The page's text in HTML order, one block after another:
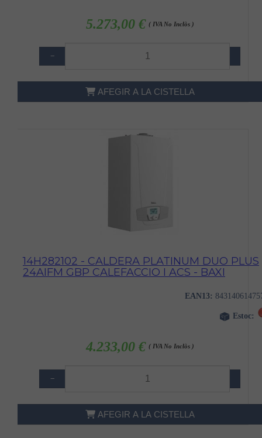
5.273,00 € ( IVA No Inclòs )
−
AFEGIR A LA CISTELLA
14H282102 - CALDERA PLATINUM DUO PLUS
24AIFM GBP CALEFACCIO I ACS - BAXI
EAN13:
Estoc:
4.233,00 € ( IVA No Inclòs )
−
AFEGIR A LA CISTELLA